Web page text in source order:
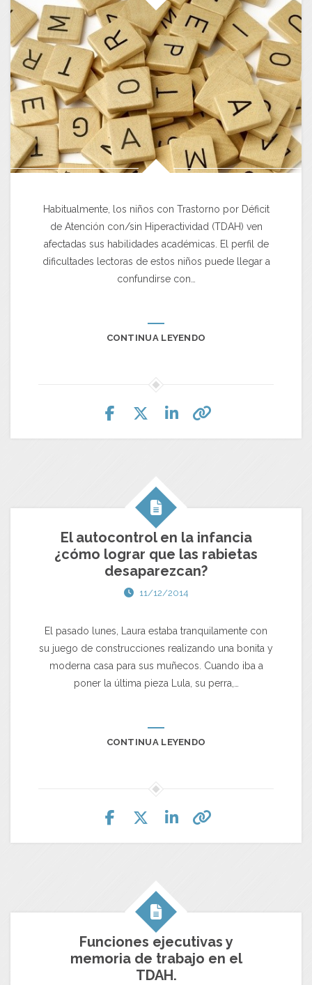
Habitualmente, los niños con Trastorno por Déficit
de Atención con/sin Hiperactividad (TDAH) ven
afectadas sus habilidades académicas. El perfil de
dificultades lectoras de estos niños puede llegar a
confundirse con…
CONTINUA LEYENDO
El autocontrol en la infancia
¿cómo lograr que las rabietas
desaparezcan?
11/12/2014
El pasado lunes, Laura estaba tranquilamente con
su juego de construcciones realizando una bonita y
moderna casa para sus muñecos. Cuando iba a
poner la última pieza Lula, su perra,…
CONTINUA LEYENDO
Funciones ejecutivas y
memoria de trabajo en el
TDAH.